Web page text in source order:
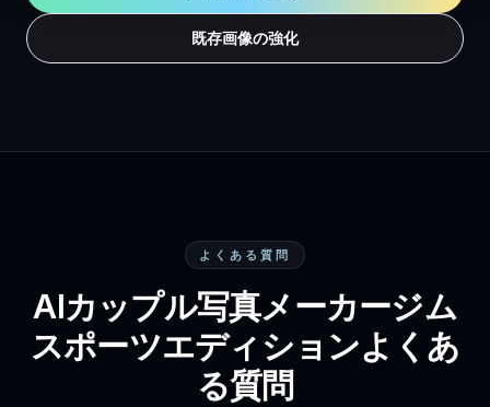
既存画像の強化
よくある質問
AIカップル写真メーカージム
スポーツエディションよくあ
る質問